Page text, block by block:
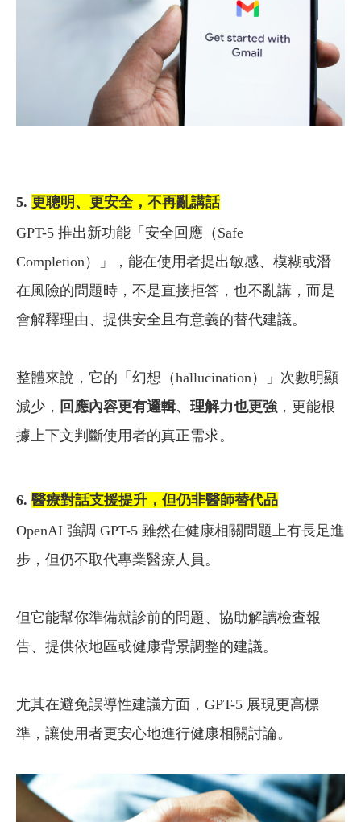
5. 更聰明、更安全，不再亂講話
GPT-5 推出新功能「安全回應（Safe
Completion）」，能在使用者提出敏感、模糊或潛
在風險的問題時，不是直接拒答，也不亂講，而是
會解釋理由、提供安全且有意義的替代建議。
整體來說，它的「幻想（hallucination）」次數明顯
減少， 回應內容更有邏輯、理解力也更強 ，更能根
據上下文判斷使用者的真正需求。
6. 醫療對話支援提升，但仍非醫師替代品
OpenAI 強調 GPT-5 雖然在健康相關問題上有長足進
步，但仍不取代專業醫療人員。
但它能幫你準備就診前的問題、協助解讀檢查報
告、提供依地區或健康背景調整的建議。
尤其在避免誤導性建議方面，GPT-5 展現更高標
準，讓使用者更安心地進行健康相關討論。